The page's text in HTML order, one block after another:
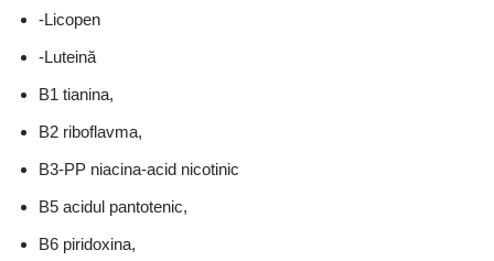
-Licopen
-Luteină
B1 tianina,
B2 riboflavma,
B3-PP niacina-acid nicotinic
B5 acidul pantotenic,
B6 piridoxina,